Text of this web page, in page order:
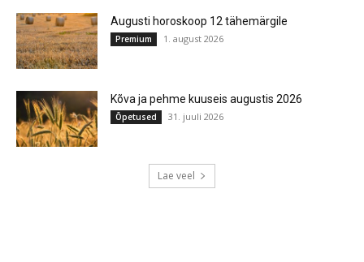
Augusti horoskoop 12 tähemärgile
Premium 1. august 2026
Kõva ja pehme kuuseis augustis 2026
Õpetused 31. juuli 2026
Lae veel